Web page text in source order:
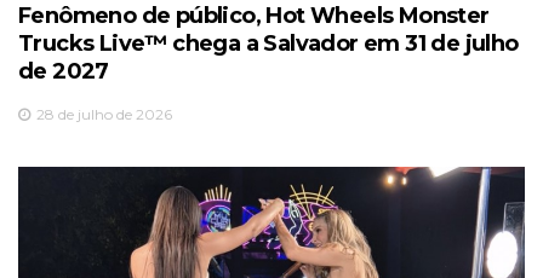
Fenômeno de público, Hot Wheels Monster
Trucks Live™️ chega a Salvador em 31 de julho
de 2027
28 de julho de 2026